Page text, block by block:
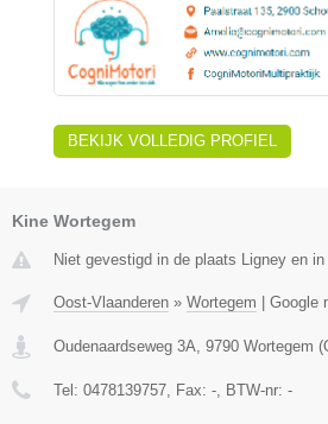
BEKIJK VOLLEDIG PROFIEL
Kine Wortegem
Niet gevestigd in de plaats Ligney en
Oost-Vlaanderen » Wortegem Google
Oudenaardseweg 3A, 9790 Wortegem (
Tel: 0478139757, Fax: -, BTW-nr: -